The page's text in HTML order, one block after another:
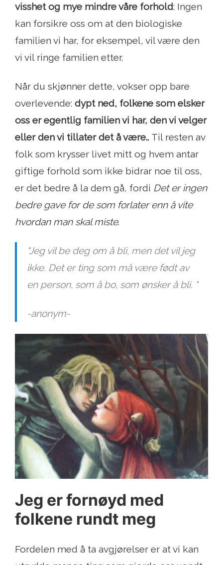
visshet og mye mindre våre forhold: Ingen
kan forsikre oss om at den biologiske
familien vi har, for eksempel, vil være den
vi vil ringe familien etter.
Når du skjønner dette, vokser opp bare
overlevende: dypt ned, folkene som elsker
oss er egentlig familien vi har, den vi velger
eller den vi tillater det å være.. Til resten av
folk som krysser livet mitt og hvem antar
giftige forhold som ikke bidrar noe til oss,
er det bedre å la dem gå, fordi Det er ingen
bedre gave for de som forlater enn å vite
hvordan man skal miste.
"Jeg vil be deg om å bli, men det vil jeg
ikke. Det er ting som må være født av
en person, som å bo, som ønsker å bli. "
-anonym-
Jeg er fornøyd med
folkene rundt meg
Fordelen med å ta avgjørelser er at vi kan